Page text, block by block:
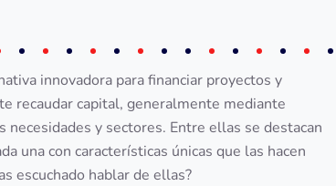
innovadora para financiar proyectos y
recaudar capital, generalmente mediante
y sectores. Entre ellas se destacan
una con características únicas que las hacen
escuchado hablar de ellas?